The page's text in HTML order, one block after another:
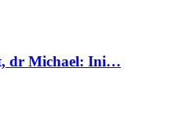
dr Michael: Ini…